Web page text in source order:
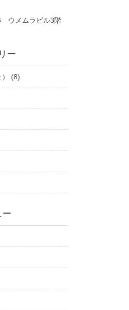
ウメムラビル3階
ー
） (8)
ー